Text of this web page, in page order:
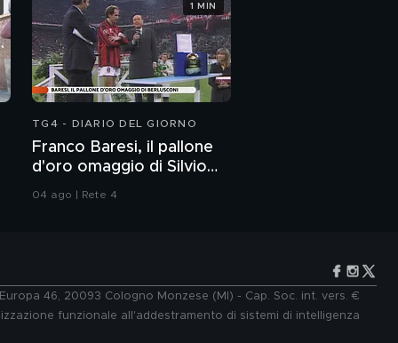
TG4 - DIARIO DEL GIORNO
Franco Baresi, il pallone
d'oro omaggio di Silvio
Berlusconi
04 ago | Rete 4
1 MIN
46, 20093 Cologno Monzese (MI) - Cap. Soc. int. vers. €
funzionale all'addestramento di sistemi di intelligenza